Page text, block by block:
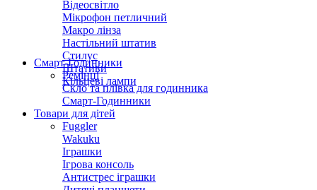
Відеосвітло
Мікрофон петличний
Макро лінза
Настільний штатив
Стилус
Штативи
Кільцеві лампи
Смарт-Годинники
Ремінці
Скло та плівка для годинника
Смарт-Годинники
Товари для дітей
Fuggler
Wakuku
Іграшки
Ігрова консоль
Антистрес іграшки